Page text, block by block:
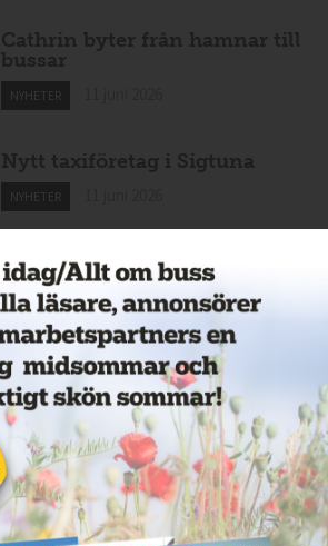
Cathrin byter från hamnar till
bussar
NYHETER
Nytt taxiföretag i Sigtuna
NYHETER
Nytt taxibolag i Borlänge
NYHETER 11 juni 2026
Taxibommar fick inte avsedd
effekt vid Lund C
NYHETER 10 juni 2026
Nytt taxibolag i Borlänge